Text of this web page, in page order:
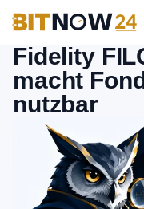
Fidelity
macht
nutzbar